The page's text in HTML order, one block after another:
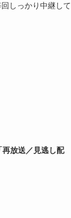
しっかり中継して
放送／見逃し配